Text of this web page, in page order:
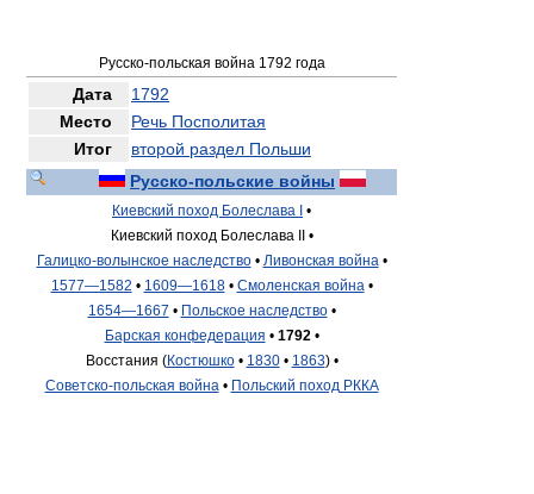
Русско-польская война 1792 года
Дата
1792
Место
Речь Посполитая
Итог
второй раздел Польши
Русско-польские войны
Киевский поход Болеслава I •
Киевский поход Болеслава II •
Галицко-волынское наследство• Ливонская война •
1577—1582 • 1609—1618• Смоленская война •
1654—1667 • Польское наследство•
Барская конфедерация • 1792 •
Восстания (Костюшко• 1830• 1863) •
Советско-польская война • Польский поход РККА